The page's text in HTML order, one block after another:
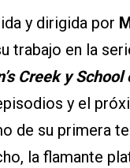
y dirigida por
trabajo en la
Creek y School
y el
de su primera
la flamante